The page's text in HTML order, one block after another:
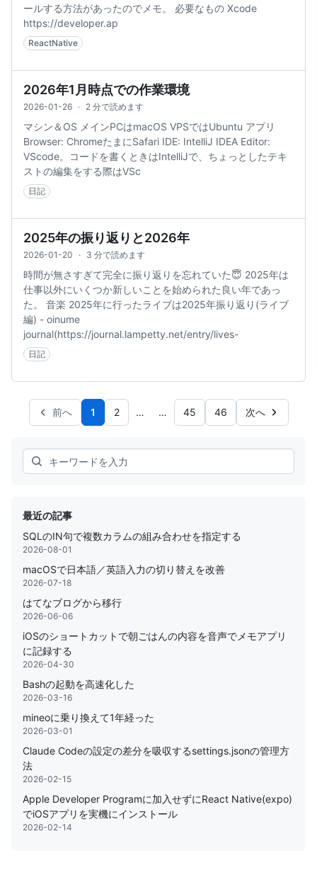
ールする方法があったのでメモ。 必要なもの Xcode
https://developer.ap
ReactNative
2026年1月時点での作業環境
2026-01-26 · 2 分で読めます
マシン＆OS メインPCはmacOS VPSではUbuntu アプリ
Browser: ChromeたまにSafari IDE: IntelliJ IDEA Editor:
VScode。コードを書くときはIntelliJで、ちょっとしたテキ
ストの編集をする際はVSc
日記
2025年の振り返りと2026年
2026-01-20 · 3 分で読めます
時間が無さすぎて完全に振り返りを忘れていた😇 2025年は
仕事以外にいくつか新しいことを始められた良い年であっ
た。 音楽 2025年に行ったライブは2025年振り返り(ライブ
編) - oinume
journal(https://journal.lampetty.net/entry/lives-
日記
前へ 1 2 … … 45 46 次へ
Search
最近の記事
SQLのIN句で複数カラムの組み合わせを指定する
2026-08-01
macOSで日本語／英語入力の切り替えを改善
2026-07-18
はてなブログから移行
2026-06-06
iOSのショートカットで朝ごはんの内容を音声でメモアプリ
に記録する
2026-04-30
Bashの起動を高速化した
2026-03-16
mineoに乗り換えて1年経った
2026-03-01
Claude Codeの設定の差分を吸収するsettings.jsonの管理方
法
2026-02-15
Apple Developer Programに加入せずにReact Native(expo)
でiOSアプリを実機にインストール
2026-02-14